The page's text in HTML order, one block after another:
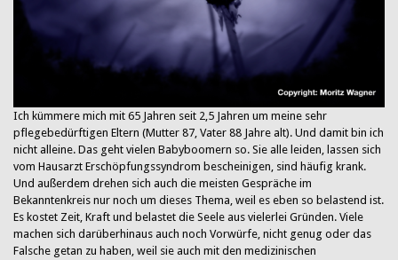
Ich kümmere mich mit 65 Jahren seit 2,5 Jahren um meine sehr
pflegebedürftigen Eltern (Mutter 87, Vater 88 Jahre alt). Und damit bin ich
nicht alleine. Das geht vielen Babyboomern so. Sie alle leiden, lassen sich
vom Hausarzt Erschöpfungssyndrom bescheinigen, sind häufig krank.
Und außerdem drehen sich auch die meisten Gespräche im
Bekanntenkreis nur noch um dieses Thema, weil es eben so belastend ist.
Es kostet Zeit, Kraft und belastet die Seele aus vielerlei Gründen. Viele
machen sich darüberhinaus auch noch Vorwürfe, nicht genug oder das
Falsche getan zu haben, weil sie auch mit den medizinischen